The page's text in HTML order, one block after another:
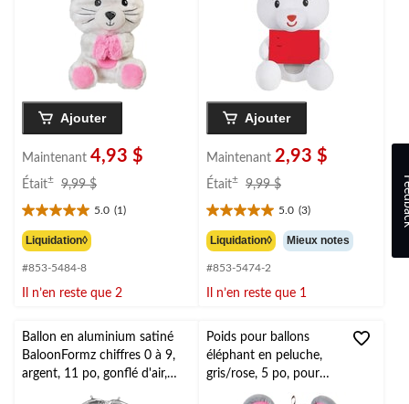
Ajouter
Maintenant 4,93 $
Était± 9,99 $
9,99 $
5.0 (1)
5.0
étoile(s)
sur
5.
1
Liquidation◊
#853-5484-8
Il n’en reste que 2
Ajouter
Maintenant 2,93 $
Était± 9,99 $
9,99 $
5.0 (3)
5.0
étoile(s)
sur
5.
3
Liquidation◊ Mieux notes
#853-5474-2
Il n’en reste que 1
Ballon en aluminium satiné
BaloonFormz chiffres 0 à 9,
argent, 11 po, gonflé d'air,
pour anniversaire/remise de
Poids pour ballons
éléphant en peluche,
gris/rose, 5 po, pour
fête d'anniversaire/fête